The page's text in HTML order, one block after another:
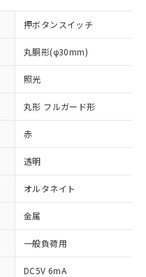
押ボタンスイッチ
丸胴形(φ30mm)
照光
丸形 フルガード形
赤
透明
オルタネイト
金属
一般負荷用
DC5V 6mA